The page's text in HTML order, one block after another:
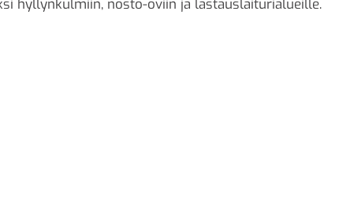
hyllynkulmiin, nosto-oviin ja lastauslaiturialueille.